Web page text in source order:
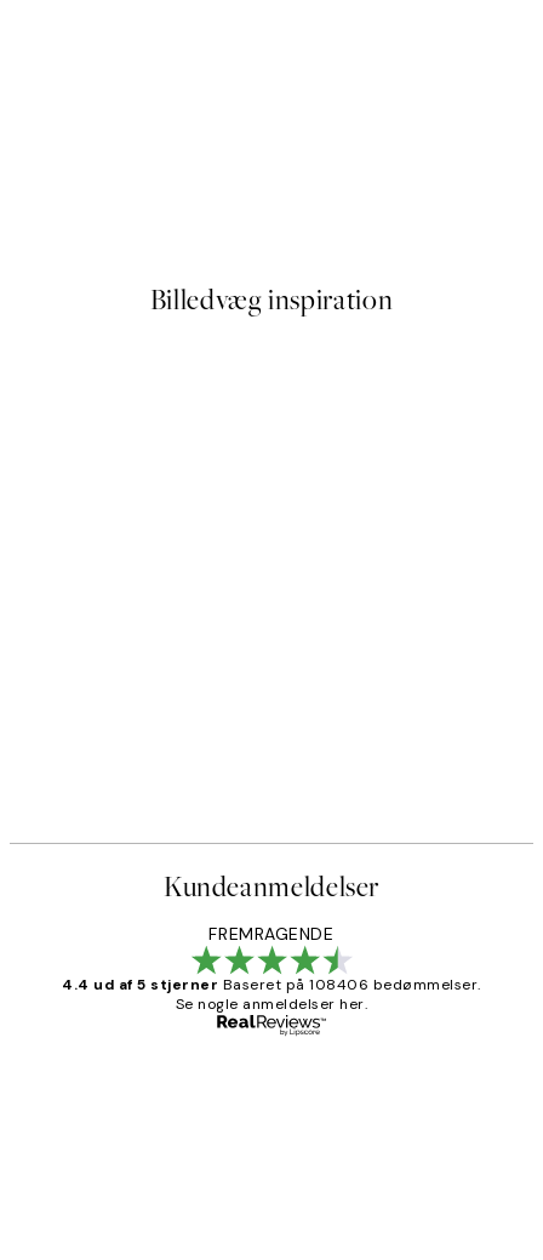
Billedvæg inspiration
Kundeanmeldelser
FREMRAGENDE
4.4 ud af 5 stjerner Baseret på 108406 bedømmelser.
Se nogle anmeldelser her.